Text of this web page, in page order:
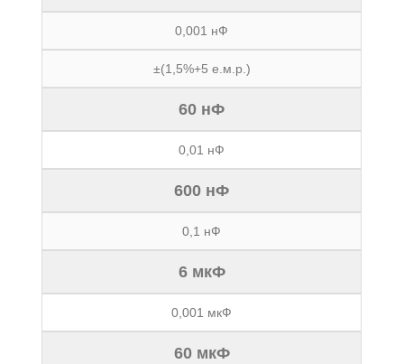
0,001 нФ
±(1,5%+5 е.м.р.)
60 нФ
0,01 нФ
600 нФ
0,1 нФ
6 мкФ
0,001 мкФ
60 мкФ